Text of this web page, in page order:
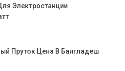
Электростанции
Пруток Цена В Бангладеш